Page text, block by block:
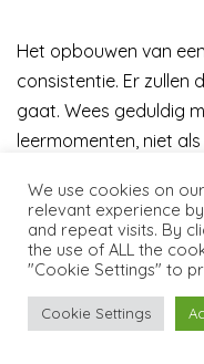
Het opbouwen van
consistentie. Er zullen
gaat. Wees geduldig
leermomenten, niet
geduld en aandacht,
tegelijk.
Evolueer Je
We use cookies on
relevant experience
and repeat visits. By
the use of ALL the
"Cookie Settings" to
Cookie Settings